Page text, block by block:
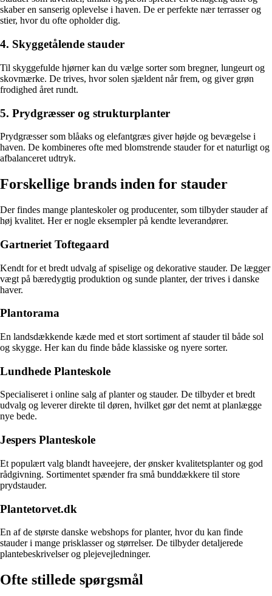
skaber en sanserig oplevelse i haven. De er perfekte nær terrasser og
stier, hvor du ofte opholder dig.
4. Skyggetålende stauder
Til skyggefulde hjørner kan du vælge sorter som bregner, lungeurt og
skovmærke. De trives, hvor solen sjældent når frem, og giver grøn
frodighed året rundt.
5. Prydgræsser og strukturplanter
Prydgræsser som blåaks og elefantgræs giver højde og bevægelse i
haven. De kombineres ofte med blomstrende stauder for et naturligt og
afbalanceret udtryk.
Forskellige brands inden for stauder
Der findes mange planteskoler og producenter, som tilbyder stauder af
høj kvalitet. Her er nogle eksempler på kendte leverandører.
Gartneriet Toftegaard
Kendt for et bredt udvalg af spiselige og dekorative stauder. De lægger
vægt på bæredygtig produktion og sunde planter, der trives i danske
haver.
Plantorama
En landsdækkende kæde med et stort sortiment af stauder til både sol
og skygge. Her kan du finde både klassiske og nyere sorter.
Lundhede Planteskole
Specialiseret i online salg af planter og stauder. De tilbyder et bredt
udvalg og leverer direkte til døren, hvilket gør det nemt at planlægge
nye bede.
Jespers Planteskole
Et populært valg blandt haveejere, der ønsker kvalitetsplanter og god
rådgivning. Sortimentet spænder fra små bunddækkere til store
prydstauder.
Plantetorvet.dk
En af de største danske webshops for planter, hvor du kan finde
stauder i mange prisklasser og størrelser. De tilbyder detaljerede
plantebeskrivelser og plejevejledninger.
Ofte stillede spørgsmål